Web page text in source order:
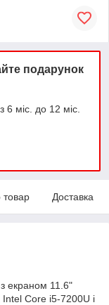
подарунок
6 міс. до 12 міс.
товар Доставка
екраном 11.6"
Core i5-7200U і